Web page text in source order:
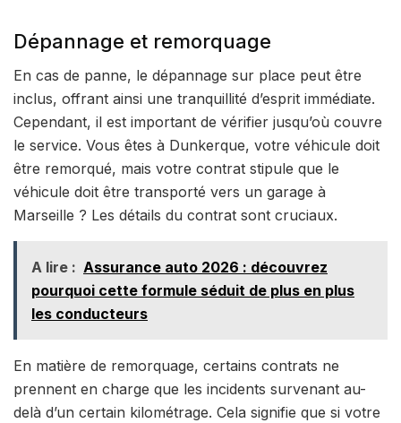
Dépannage et remorquage
En cas de panne, le dépannage sur place peut être
inclus, offrant ainsi une tranquillité d’esprit immédiate.
Cependant, il est important de vérifier jusqu’où couvre
le service. Vous êtes à Dunkerque, votre véhicule doit
être remorqué, mais votre contrat stipule que le
véhicule doit être transporté vers un garage à
Marseille ? Les détails du contrat sont cruciaux.
A lire : Assurance auto 2026 : découvrez
pourquoi cette formule séduit de plus en plus
les conducteurs
En matière de remorquage, certains contrats ne
prennent en charge que les incidents survenant au-
delà d’un certain kilométrage. Cela signifie que si votre